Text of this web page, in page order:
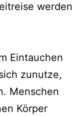
werden
Eintauchen
zunutze,
Menschen
Körper